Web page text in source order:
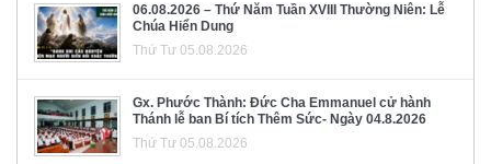
06.08.2026 – Thứ Năm Tuần XVIII Thường Niên: Lễ
Chúa Hiển Dung
Thứ Tư 05.08.2026
Gx. Phước Thành: Đức Cha Emmanuel cử hành
Thánh lễ ban Bí tích Thêm Sức- Ngày 04.8.2026
Thứ Tư 05.08.2026